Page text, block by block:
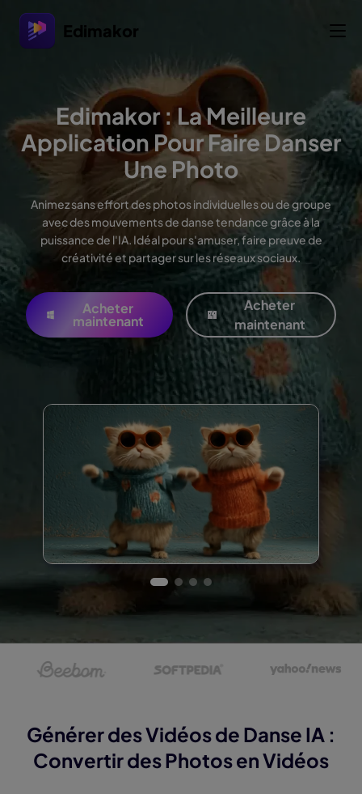
Edimakor
Edimakor : La Meilleure
Application Pour Faire Danser
Une Photo
Animez sans effort des photos individuelles ou de groupe
avec des mouvements de danse tendance grâce à la
puissance de l'IA. Idéal pour s'amuser, faire preuve de
créativité et partager sur les réseaux sociaux.
Acheter
maintenant
Acheter
maintenant
Générer des Vidéos de Danse IA :
Convertir des Photos en Vidéos